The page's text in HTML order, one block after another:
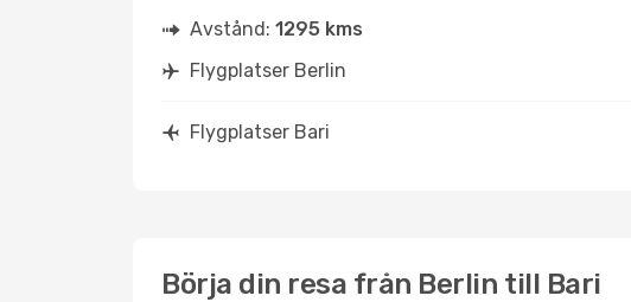
Avstånd: 1295 kms
Flygplatser Berlin
Flygplatser Bari
Börja din resa från Berlin till Bari